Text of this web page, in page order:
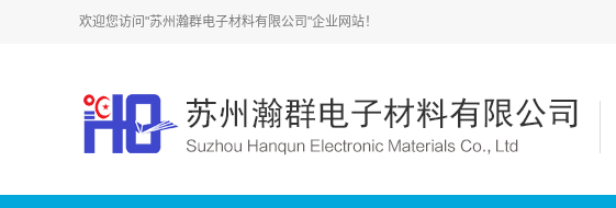
欢迎您访问"苏州瀚群电子材料有限公司"企业网站！